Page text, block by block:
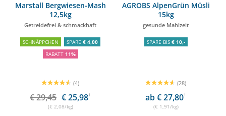
Marstall Bergwiesen-Mash
12,5kg
Getreidefrei & schmackhaft
SCHNÄPPCHEN SPARE € 4,00
RABATT 11%
(4)
€ 29,45 € 25,981
(€ 2,08/kg)
AGROBS AlpenGrün Müsli
15kg
gesunde Mahlzeit
SPARE BIS € 10,-
(28)
ab € 27,801
(€ 1,91/kg)